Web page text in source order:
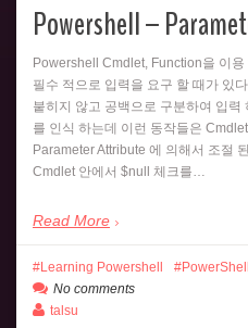
Powershell –
Powershell Cmdlet, Function을 이
필수 적으로 입력을 요구 할 때가 있
붙히지 않고 공백으로 구분하여 입
를 인식 하는데 이런 동작들은
Parameter Attribute 에 의해서 조절
Cmdlet 안에서 $null 체크를…
Read More
Learning Powershell
PowerShell
No comments
talsu